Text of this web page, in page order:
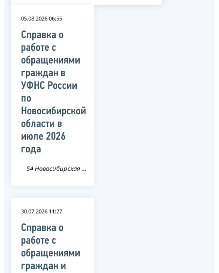
05.08.2026 06:55
Справка о
работе с
обращениями
граждан в
УФНС России
по
Новосибирской
области в
июле 2026
года
54 Новосибирская область
30.07.2026 11:27
Справка о
работе с
обращениями
граждан и